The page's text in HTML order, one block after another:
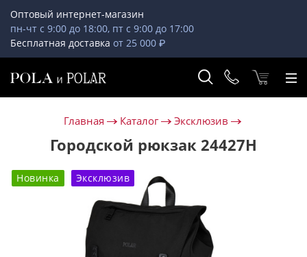
Оптовый интернет-магазин
пн-чт с 9:00 до 18:00, пт с 9:00 до 17:00
Бесплатная доставка от 25 000 ₽
Главная Каталог Эксклюзив
Городской рюкзак 24427Н
Новинка Эксклюзив